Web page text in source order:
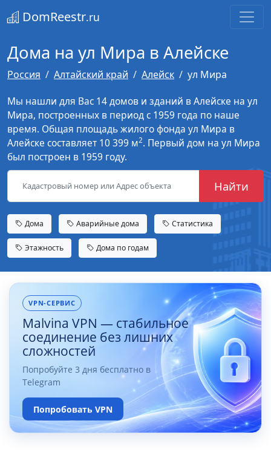
DomReestr.ru
Дома на ул Мира в Алейске
Россия Алтайский край Алейск
ул Мира
Мы нашли для Вас 14 домов и зданий в Алейске на ул
Мира, построенных в период с 1959 года по наше
время. Общая площадь жилого фонда ул Мира в
Алейске составляет 10 399 м2. Первый дом на ул Мира
был построен в 1959 году.
Найти
Дома Аварийные дома Статистика
Этажность Дома по годам
VPN-СЕРВИС
Malvina VPN — стабильное
соединение без лишних
сложностей
Попробуйте 3 дня бесплатно в
Telegram
Попробовать VPN